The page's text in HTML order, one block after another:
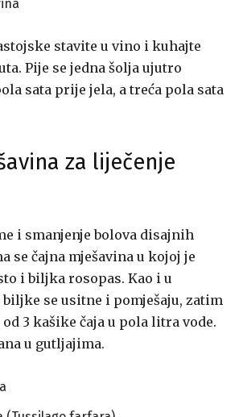
stavite u vino i kuhajte
Pije se jedna šolja ujutro
sata prije jela, a treća pola sata
za liječenje
i smanjenje bolova disajnih
se čajna mješavina u kojoj je
i biljka rosopas. Kao i u
se usitne i pomješaju, zatim
3 kašike čaja u pola litra vode.
u gutljajima.